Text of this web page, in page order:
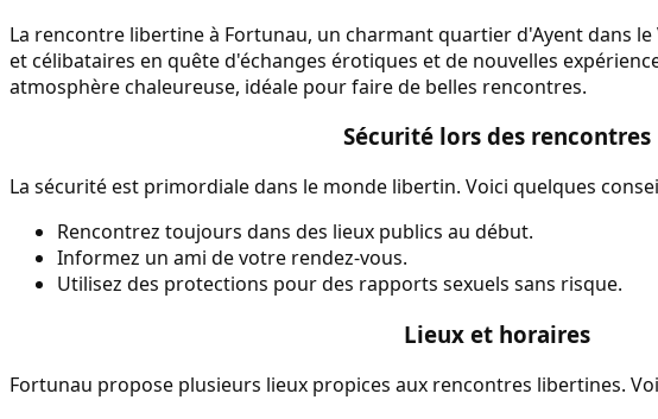
La rencontre libertine à Fortunau, un charmant quartier d'Ayent dans
et célibataires en quête d'échanges érotiques et de nouvelles
atmosphère chaleureuse, idéale pour faire de belles rencontres.
Sécurité lors des rencontres
La sécurité est primordiale dans le monde libertin. Voici quelques
Rencontrez toujours dans des lieux publics au début.
Informez un ami de votre rendez-vous.
Utilisez des protections pour des rapports sexuels sans risque.
Lieux et horaires
Fortunau propose plusieurs lieux propices aux rencontres libertines.